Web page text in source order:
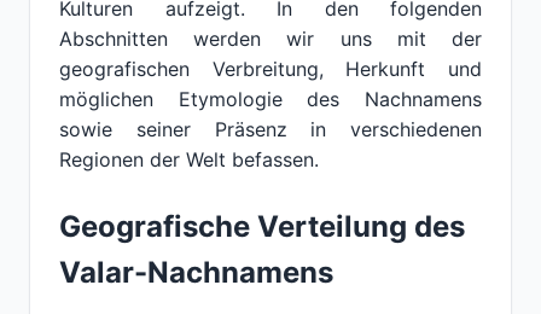
Kulturen aufzeigt. In den folgenden
Abschnitten werden wir uns mit der
geografischen Verbreitung, Herkunft und
möglichen Etymologie des Nachnamens
sowie seiner Präsenz in verschiedenen
Regionen der Welt befassen.
Geografische Verteilung des
Valar-Nachnamens